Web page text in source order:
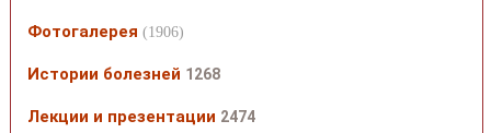
Фотогалерея (1906)
Истории болезней 1268
Лекции и презентации 2474